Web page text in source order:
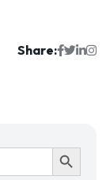
Share:
Ir